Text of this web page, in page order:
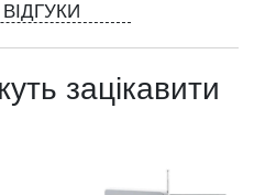
зацікавити